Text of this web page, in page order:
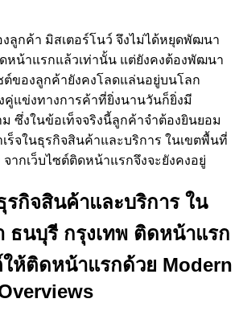
ลูกค้า มิสเตอร์โนว์ จึงไม่ได้หยุดพัฒนา
ดหน้าแรกแล้วเท่านั้น แต่ยังคงต้องพัฒนา
ต์ของลูกค้ายังคงโลดแล่นอยู่บนโลก
คู่แข่งทางการค้าที่ยิ่งนานวันก็ยิ่งมี
ซึ่งในข้อเท็จจริงนี้ลูกค้าจำต้องยินยอม
ร็จในธุรกิจสินค้าและบริการ ในเขตพื้นที่
ากเว็บไซต์ติดหน้าแรกจึงจะยังคงอยู่
รกิจสินค้าและบริการ ใน
ธนบุรี กรุงเทพ ติดหน้าแรก
ห้ติดหน้าแรกด้วย Modern